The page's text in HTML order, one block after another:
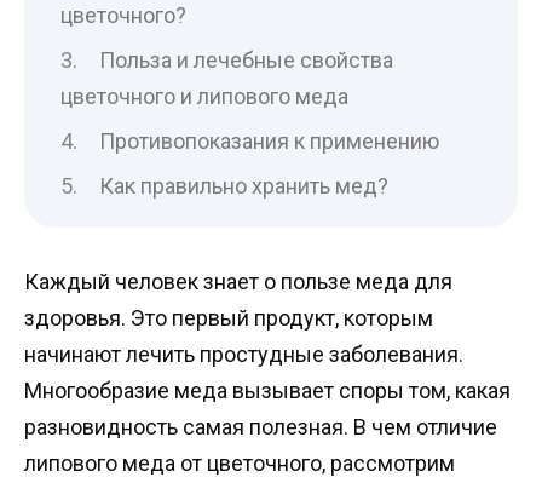
цветочного?
Польза и лечебные свойства
цветочного и липового меда
Противопоказания к применению
Как правильно хранить мед?
Каждый человек знает о пользе меда для
здоровья. Это первый продукт, которым
начинают лечить простудные заболевания.
Многообразие меда вызывает споры том, какая
разновидность самая полезная. В чем отличие
липового меда от цветочного, рассмотрим